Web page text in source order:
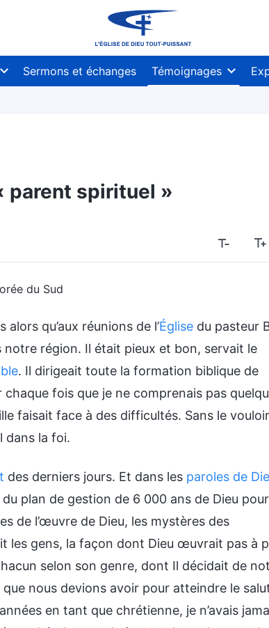
Sermons et échanges Témoignages
parent spirituel »
du Sud
alors qu’aux réunions de l’Église du pasteur
région. Il était pieux et bon, servait le
. Il dirigeait toute la formation biblique de
chaque fois que je ne comprenais pas
faisait face à des difficultés. Sans le vouloir,
dans la foi.
des derniers jours. Et dans les paroles de
plan de gestion de 6 000 ans de Dieu pour
de l’œuvre de Dieu, les mystères des
les gens, la façon dont Dieu œuvrait pas à
selon son genre, dont Il décidait de
nous devions avoir pour atteindre le
en tant que chrétienne, je n’avais